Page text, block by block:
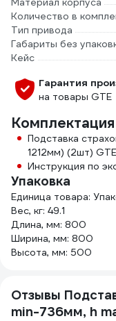
Количество в
Тип привода
Габариты без
Кейс
Гарантия
на товары GTE
Комплектация
Подставка
1212мм) (2шт)
Инструкция по
Упаковка
Единица товара:
Вес, кг: 49.1
Длина, мм: 800
Ширина, мм: 800
Высота, мм: 500
Отзывы
min-736мм, h